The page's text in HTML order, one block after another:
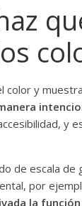
color y
y
de escala
por
la